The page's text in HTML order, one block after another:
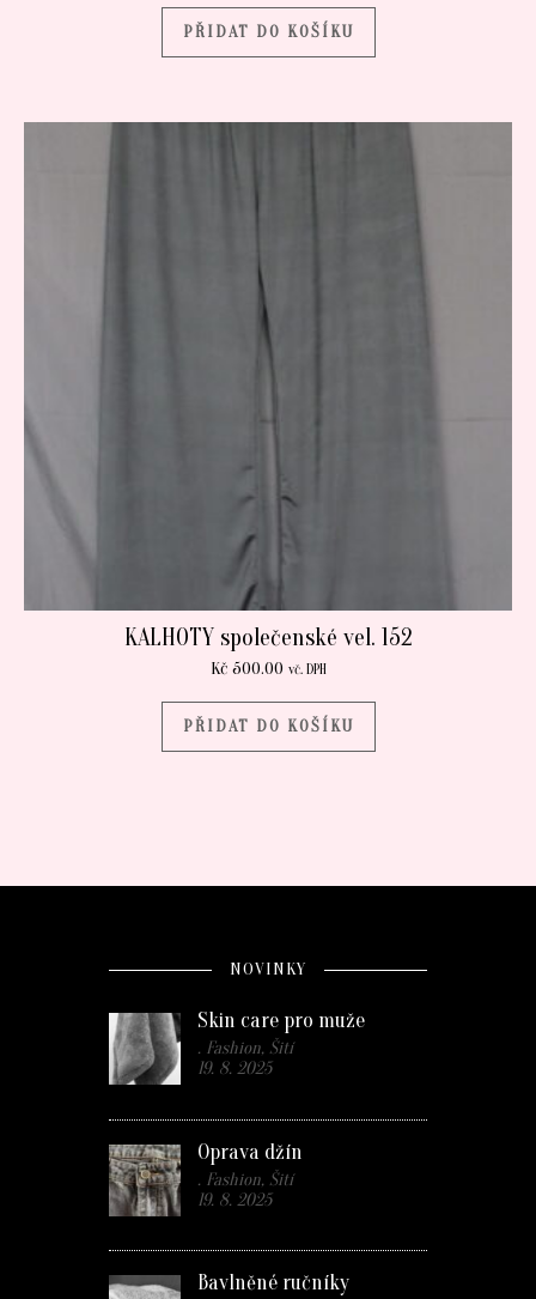
PŘIDAT DO KOŠÍKU
KALHOTY společenské vel. 152
Kč500.00 vč. DPH
PŘIDAT DO KOŠÍKU
NOVINKY
Skin care pro muže
. Fashion, Šití
19. 8. 2025
Oprava džín
. Fashion, Šití
19. 8. 2025
Bavlněné ručníky